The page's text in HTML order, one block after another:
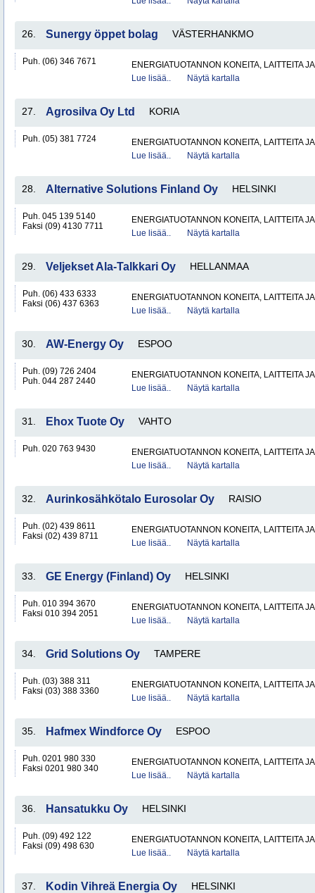
26. Sunergy öppet bolag VÄSTERHANKMO
Puh. (06) 346 7671
ENERGIATUOTANNON KONEITA, LAITTEITA
Lue lisää..
Näytä kartalla
27. Agrosilva Oy Ltd KORIA
Puh. (05) 381 7724
ENERGIATUOTANNON KONEITA, LAITTEITA
Lue lisää..
Näytä kartalla
28. Alternative Solutions Finland Oy HELSINKI
Puh. 045 139 5140
Faksi (09) 4130 7711
ENERGIATUOTANNON KONEITA, LAITTEITA
Lue lisää..
Näytä kartalla
29. Veljekset Ala-Talkkari Oy HELLANMAA
Puh. (06) 433 6333
Faksi (06) 437 6363
ENERGIATUOTANNON KONEITA, LAITTEITA
Lue lisää..
Näytä kartalla
30. AW-Energy Oy ESPOO
Puh. (09) 726 2404
Puh. 044 287 2440
ENERGIATUOTANNON KONEITA, LAITTEITA
Lue lisää..
Näytä kartalla
31. Ehox Tuote Oy VAHTO
Puh. 020 763 9430
ENERGIATUOTANNON KONEITA, LAITTEITA
Lue lisää..
Näytä kartalla
32. Aurinkosähkötalo Eurosolar Oy RAISIO
Puh. (02) 439 8611
Faksi (02) 439 8711
ENERGIATUOTANNON KONEITA, LAITTEITA
Lue lisää..
Näytä kartalla
33. GE Energy (Finland) Oy HELSINKI
Puh. 010 394 3670
Faksi 010 394 2051
ENERGIATUOTANNON KONEITA, LAITTEITA
Lue lisää..
Näytä kartalla
34. Grid Solutions Oy TAMPERE
Puh. (03) 388 311
Faksi (03) 388 3360
ENERGIATUOTANNON KONEITA, LAITTEITA
Lue lisää..
Näytä kartalla
35. Hafmex Windforce Oy ESPOO
Puh. 0201 980 330
Faksi 0201 980 340
ENERGIATUOTANNON KONEITA, LAITTEITA
Lue lisää..
Näytä kartalla
36. Hansatukku Oy HELSINKI
Puh. (09) 492 122
Faksi (09) 498 630
ENERGIATUOTANNON KONEITA, LAITTEITA
Lue lisää..
Näytä kartalla
37. Kodin Vihreä Energia Oy HELSINKI